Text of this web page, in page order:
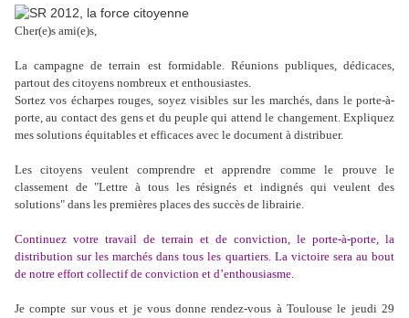
Cher(e)s ami(e)s,
La campagne de terrain est formidable. Réunions publiques, dédicaces,
partout des citoyens nombreux et enthousiastes.
Sortez vos écharpes rouges, soyez visibles sur les marchés, dans le porte-à-
porte, au contact des gens et du peuple qui attend le changement. Expliquez
mes solutions équitables et efficaces avec le document à distribuer.
Les citoyens veulent comprendre et apprendre comme le prouve le
classement de "Lettre à tous les résignés et indignés qui veulent des
solutions" dans les premières places des succès de librairie.
Continuez votre travail de terrain et de conviction, le porte-à-porte, la
distribution sur les marchés dans tous les quartiers. La victoire sera au bout
de notre effort collectif de conviction et d’enthousiasme.
Je compte sur vous et je vous donne rendez-vous à Toulouse le jeudi 29